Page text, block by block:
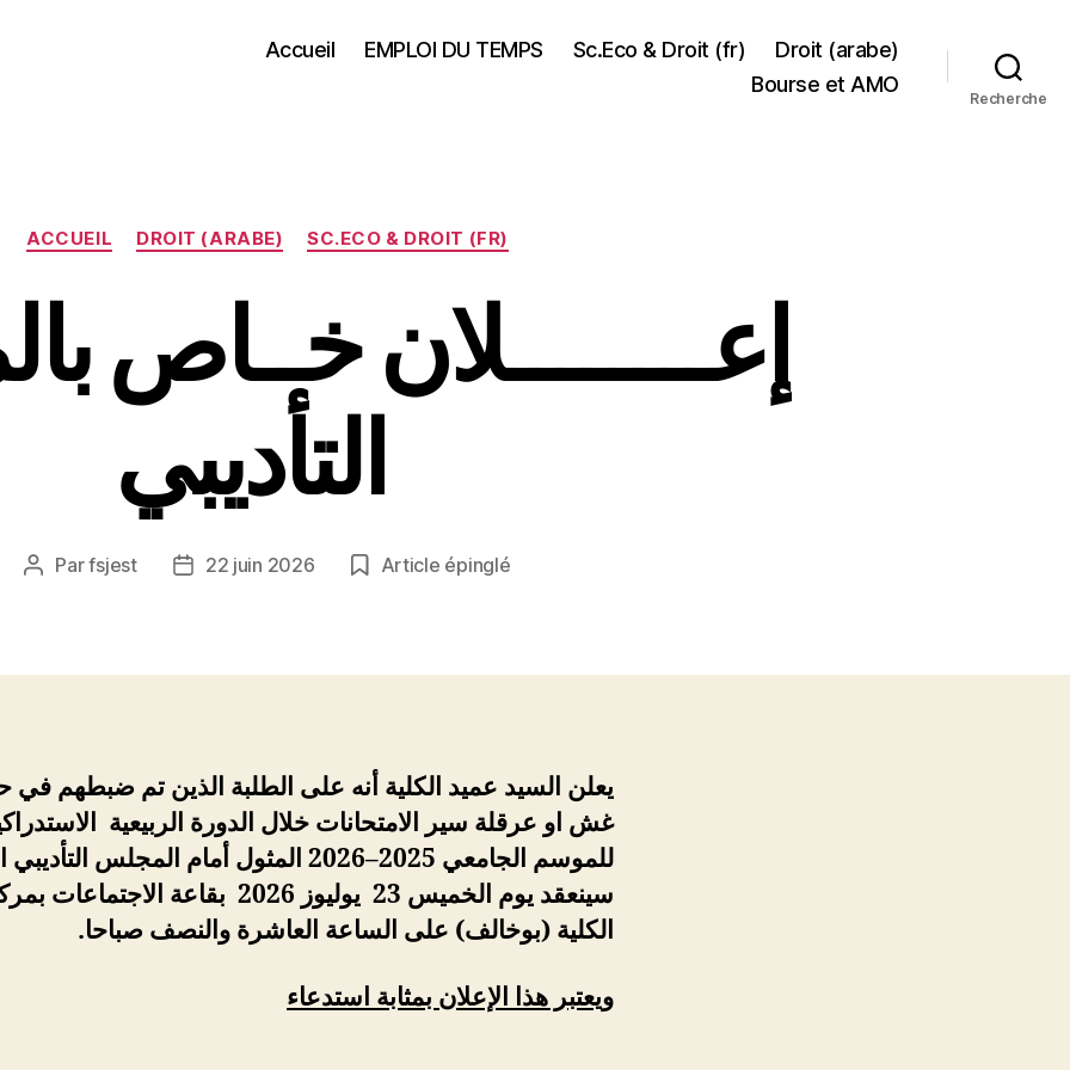
Accueil EMPLOI DU TEMPS Sc.Eco & Droit (fr)
Droit (arabe)
Bourse et AMO
Recherche
Catégories
ACCUEIL DROIT (ARABE) SC.ECO & DROIT (FR)
إعــــــــلان خــاص
Auteur
Parfsjest
Date22 juin 2026 Article épinglé
يعلن السيد عميد الكلية أنه على الطلبة الذين تم ضبطهم في
غش او عرقلة سير الامتحانات خلال الدورة الربيعية
للموسم الجامعي 2025
–
2026 المثول أمام المجلس التأديبي
سينعقد يوم الخميس 23 يوليوز 2026 بقاعة الاجتماعات
الكلية (بوخالف) على الساعة العاشرة والنصف صباحا.
ويعتبر هذا الإعلان بمثابة استدعاء